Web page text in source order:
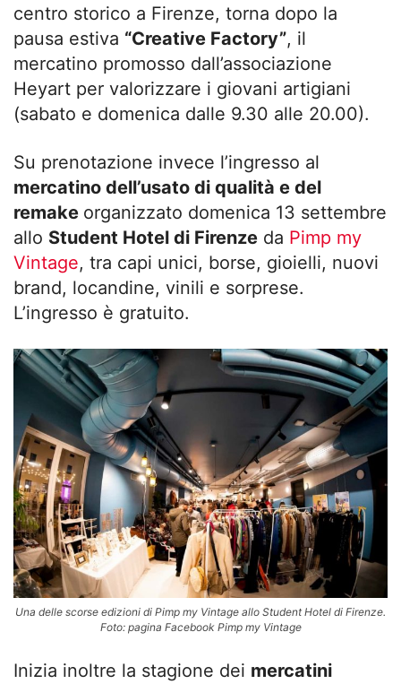
centro storico a Firenze, torna dopo la
pausa estiva “Creative Factory”, il
mercatino promosso dall’associazione
Heyart per valorizzare i giovani artigiani
(sabato e domenica dalle 9.30 alle 20.00).
Su prenotazione invece l’ingresso al
mercatino dell’usato di qualità e del
remake organizzato domenica 13 settembre
allo Student Hotel di Firenze da Pimp my
Vintage, tra capi unici, borse, gioielli, nuovi
brand, locandine, vinili e sorprese.
L’ingresso è gratuito.
Una delle scorse edizioni di Pimp my Vintage allo Student Hotel di Firenze.
Foto: pagina Facebook Pimp my Vintage
Inizia inoltre la stagione dei mercatini